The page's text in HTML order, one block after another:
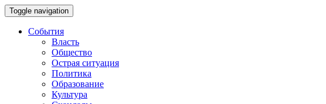
Toggle navigation
События
Власть
Общество
Острая ситуация
Политика
Образование
Культура